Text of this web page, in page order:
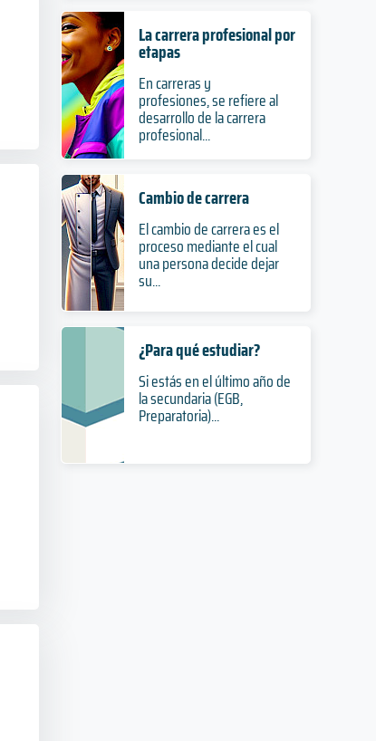
La carrera profesional por
etapas
En carreras y
profesiones, se refiere al
desarrollo de la carrera
profesional...
Cambio de carrera
El cambio de carrera es el
proceso mediante el cual
una persona decide dejar
su...
¿Para qué estudiar?
Si estás en el último año de
la secundaria (EGB,
Preparatoria)...